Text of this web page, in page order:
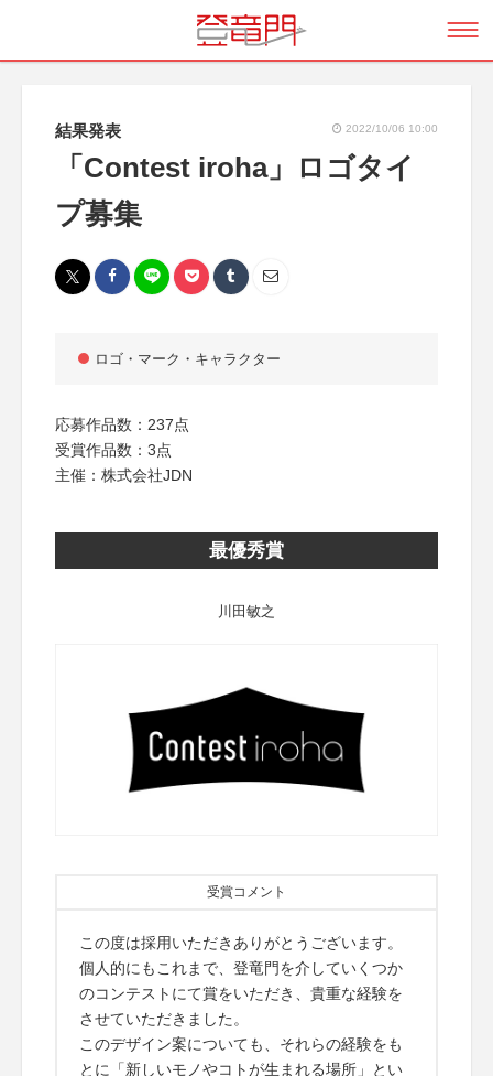
結果発表 2022/10/06 10:00
「Contest iroha」ロゴタイ
プ募集
ロゴ・マーク・キャラクター
応募作品数：237点
受賞作品数：3点
主催：株式会社JDN
最優秀賞
川田敏之
受賞コメント
この度は採用いただきありがとうございます。
個人的にもこれまで、登竜門を介していくつか
のコンテストにて賞をいただき、貴重な経験を
させていただきました。
このデザイン案についても、それらの経験をも
とに「新しいモノやコトが生まれる場所」とい